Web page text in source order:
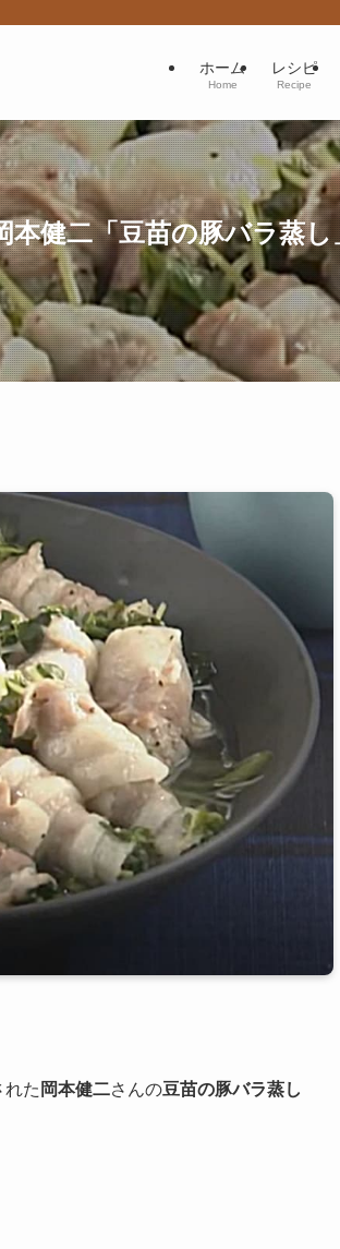
ホーム
Home
レシピ
Recipe
健二「豆苗の豚バラ蒸し
れた 岡本健二さんの豆苗の豚バラ蒸し